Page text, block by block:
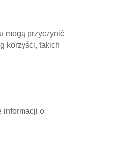
mogą przyczynić
korzyści, takich
informacji o